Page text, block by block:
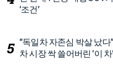
‘조건’
“독일차 자존심 박살 났다
차 시장 싹 쓸어버린 ‘이 차’